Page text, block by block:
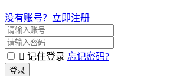
没有账号？立即注册
记住登录 忘记密码?
登录